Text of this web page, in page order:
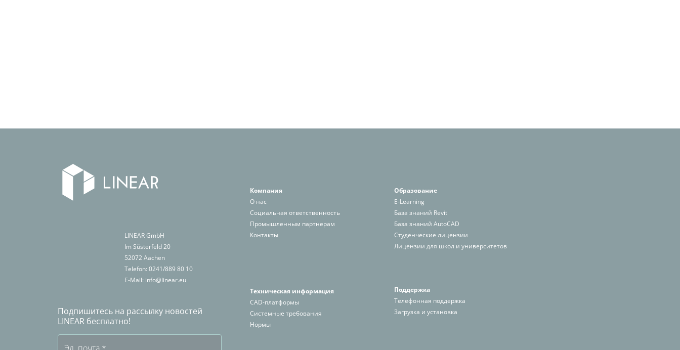
LINEAR GmbH
Im Süsterfeld 20
52072 Aachen
Telefon: 0241/889 80 10
E-Mail: info@linear.eu
Подпишитесь на рассылку новостей
LINEAR бесплатно!
Компания
О нас
Социальная ответственность
Промышленным партнерам
Контакты
Техническая информация
CAD-платформы
Системные требования
Нормы
Образование
E-Learning
База знаний Revit
База знаний AutoCAD
Студенческие лицензии
Лицензии для школ и университетов
Поддержка
Телефонная поддержка
Загрузка и установка